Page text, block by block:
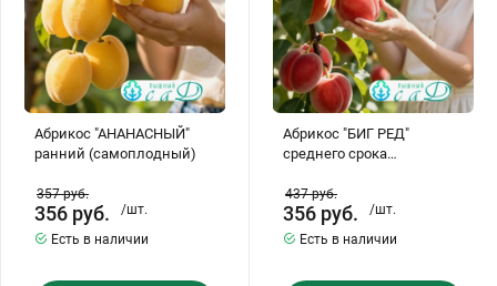
Абрикос "АНАНАСНЫЙ"
ранний (самоплодный)
357руб.
356 руб.
/шт.
Есть в наличии
Абрикос "БИГ РЕД"
среднего срока
(самоплодный)
437руб.
356 руб.
/шт.
Есть в наличии